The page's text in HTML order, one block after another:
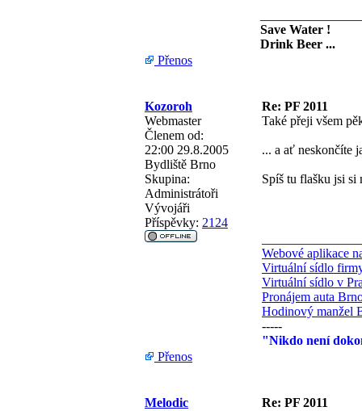
Save Water !
Drink Beer ...
Přenos
Kozoroh
Re: PF 2011
Webmaster
Členem od:
22:00 29.8.2005
Bydliště Brno
Skupina:
Administrátoři
Vývojáři
Příspěvky: 2124
Také přeji všem
... a ať neskončíte
Spíš tu flašku jsi si
Webové aplikace
Virtuální sídlo
Virtuální sídlo v
Pronájem auta
Hodinový manžel
-----
"Nikdo není
Přenos
Melodic Re: PF 2011